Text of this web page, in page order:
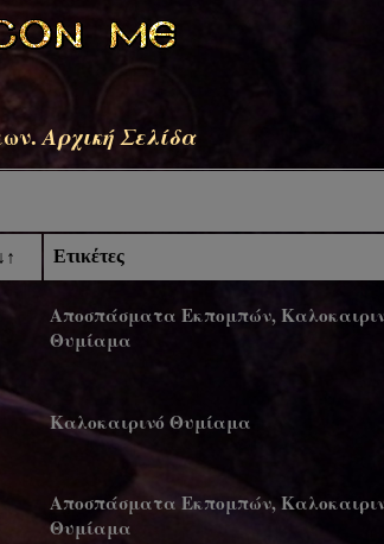
Αρχική Σελίδα
Ετικέτες
Αποσπάσματα Εκπομπών,
Θυμίαμα
Καλοκαιρινό Θυμίαμα
Αποσπάσματα Εκπομπών,
Θυμίαμα